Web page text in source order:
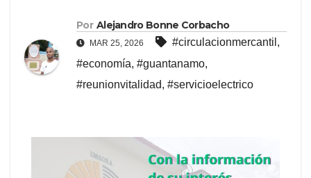
Por Alejandro Bonne Corbacho
MAR 25, 2026 #circulacionmercantil ,
#economía, #guantanamo,
#reunionvitalidad, #servicioelectrico